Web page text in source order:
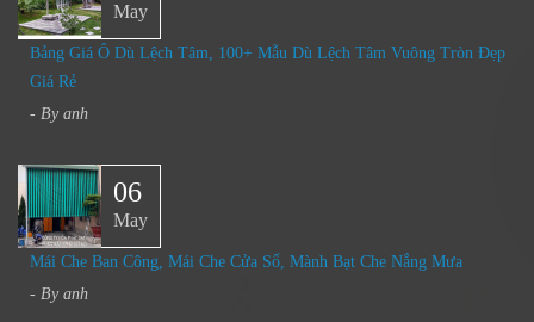
May
Bảng Giá Ô Dù Lệch Tâm, 100+ Mẫu Dù Lệch Tâm Vuông Tròn Đẹp
Giá Rẻ
- By anh
06
May
Mái Che Ban Công, Mái Che Cửa Sổ, Mành Bạt Che Nắng Mưa​
- By anh